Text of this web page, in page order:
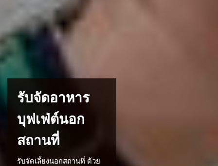
รับจัดอาหาร
บุฟเฟ่ต์นอก
สถานที่
รับจัดเลี้ยงนอกสถานที่ ด้วย